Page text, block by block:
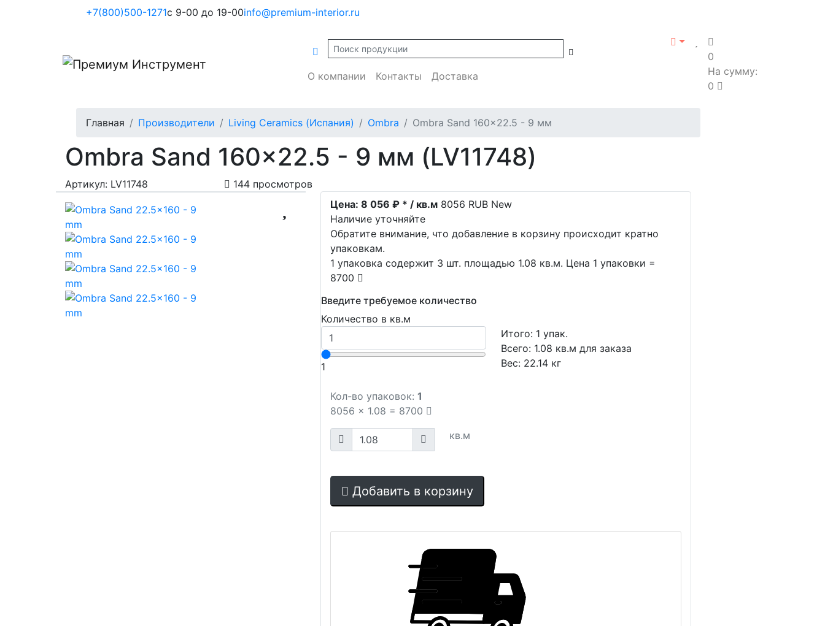
+7(800)500-1271с 9-00 до 19-00info@premium-interior.ru
О компании Контакты Доставка
0
На сумму:
0
Главная Производители Living Ceramics (Испания) Ombra Ombra Sand 160x22.5 - 9 мм
Ombra Sand 160x22.5 - 9 мм (LV11748)
Артикул: LV11748
144 просмотров
Цена: 8 056 ₽ * / кв.м 8056 RUB New
Наличие уточняйте
Обратите внимание, что добавление в корзину происходит кратно
упаковкам.
1 упаковка содержит 3 шт. площадью 1.08 кв.м. Цена 1 упаковки =
8700
Введите требуемое количество
Количество в кв.м
1
Итого: 1 упак.
Всего: 1.08 кв.м для заказа
Вес: 22.14 кг
Кол-во упаковок: 1
8056 x 1.08 = 8700
кв.м
Добавить в корзину